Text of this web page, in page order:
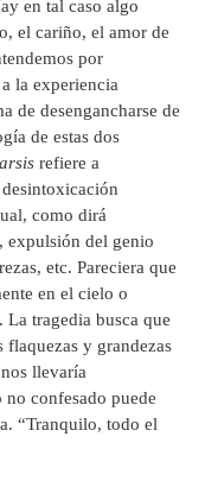
en tal caso algo
el cariño, el amor de
por
la experiencia
de desengancharse de
de estas dos
refiere a
como dirá
expulsión del genio
etc. Pareciera que
en el cielo o
La tragedia busca que
flaquezas y grandezas
llevaría
confesado puede
“Tranquilo, todo el